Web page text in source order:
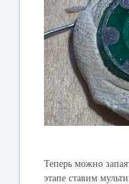
Теперь можно
этапе ставим